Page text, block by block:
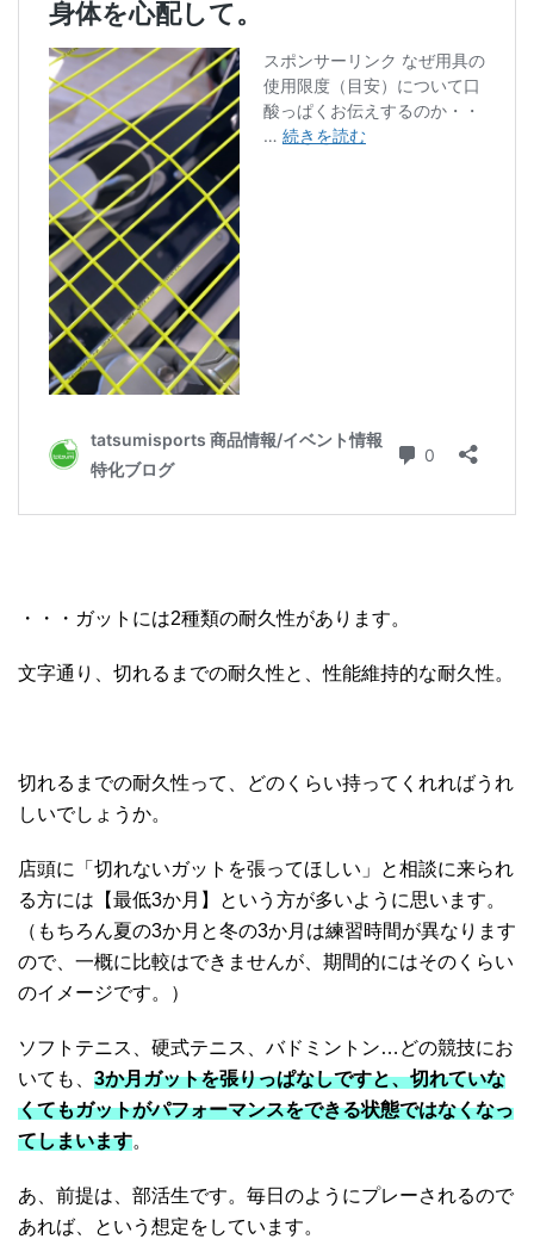
・・・ガットには2種類の耐久性があります。
文字通り、切れるまでの耐久性と、性能維持的な耐久性。
切れるまでの耐久性って、どのくらい持ってくれればうれ
しいでしょうか。
店頭に「切れないガットを張ってほしい」と相談に来られ
る方には【最低3か月】という方が多いように思います。
（もちろん夏の3か月と冬の3か月は練習時間が異なります
ので、一概に比較はできませんが、期間的にはそのくらい
のイメージです。）
ソフトテニス、硬式テニス、バドミントン…どの競技にお
いても、 3か月ガットを張りっぱなしですと、切れていな
くてもガットがパフォーマンスをできる状態ではなくなっ
てしまいます。
あ、前提は、部活生です。毎日のようにプレーされるので
あれば、という想定をしています。